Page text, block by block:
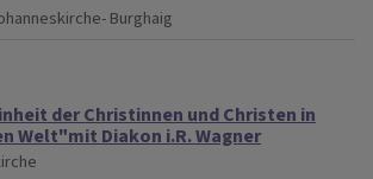
Burghaig
der Christinnen und Christen in
Welt"mit Diakon i.R. Wagner